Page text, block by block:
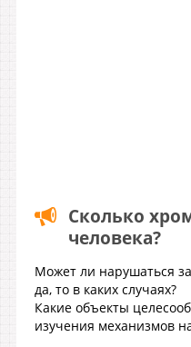
Сколько
человека?
Может ли нарушаться
да, то в каких случаях?
Какие объекты
изучения механизмов